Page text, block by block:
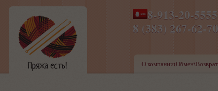
8-913-20-
8 (383) 267-
ПН-ПТ 8-17,СБ-ВС 9-
О